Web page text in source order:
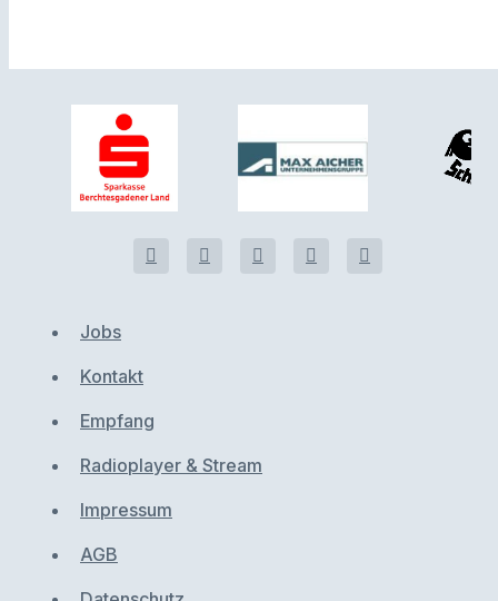
Jobs
Kontakt
Empfang
Radioplayer & Stream
Impressum
AGB